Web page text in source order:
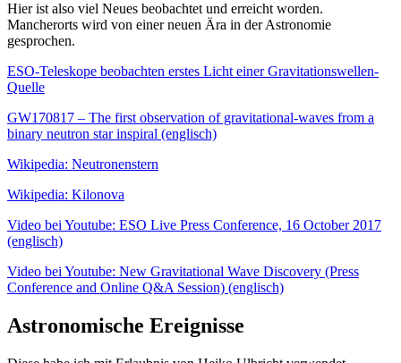
Hier ist also viel Neues beobachtet und erreicht worden.
Mancherorts wird von einer neuen Ära in der Astronomie
gesprochen.
ESO-Teleskope beobachten erstes Licht einer Gravitationswellen-
Quelle
GW170817 – The first observation of gravitational-waves from a
binary neutron star inspiral (englisch)
Wikipedia: Neutronenstern
Wikipedia: Kilonova
Video bei Youtube: ESO Live Press Conference, 16 October 2017
(englisch)
Video bei Youtube: New Gravitational Wave Discovery (Press
Conference and Online Q&A Session) (englisch)
Astronomische Ereignisse